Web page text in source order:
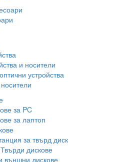
и носители
устройства
за PC
за лаптоп
за твърд диск
дискове
външни дискове